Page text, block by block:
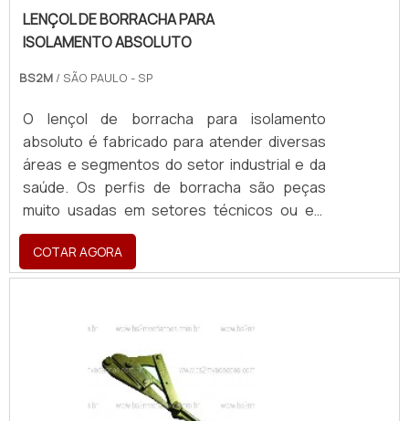
LENÇOL DE BORRACHA PARA
ISOLAMENTO ABSOLUTO
BS2M / SÃO PAULO - SP
O lençol de borracha para isolamento
absoluto é fabricado para atender diversas
áreas e segmentos do setor industrial e da
saúde. Os perfis de borracha são peças
muito usadas em setores técnicos ou em
aplicações para manutenção de maquinários
industriais, além de bastante usado na
ortodontia.MAIS INFORMAÇÕES ACERCA DO
técnicas próprias, variando de acordo com a
as mais variadas aplicações. Existem vários
tipos de Borracha: as de uso mais geral e as
mais específicas.A partir dessas, são
COTAR AGORA